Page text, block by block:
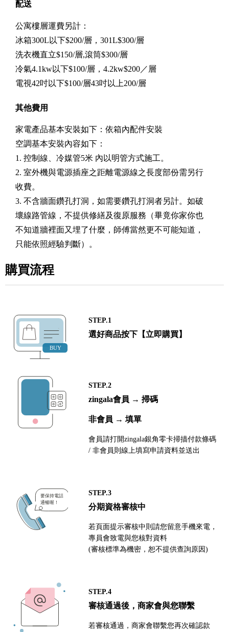
配送
公寓樓層運費另計：
冰箱300L以下$200/層，301L$300/層
洗衣機直立$150/層,滾筒$300/層
冷氣4.1kw以下$100/層，4.2kw$200／層
電視42吋以下$100/層43吋以上200/層
其他費用
家電產品基本安裝如下：依箱內配件安裝
空調基本安裝內容如下：
1. 控制線、冷媒管5米 內以明管方式施工。
2. 室外機與電源插座之距離電源線之長度部份需另行
收費。
3. 不含牆面鑽孔打洞，如需要鑽孔打洞者另計。如破
壞線路管線，不提供修繕及復原服務（畢竟你家你也
不知道牆裡面又埋了什麼，師傅當然更不可能知道，
只能依照經驗判斷）。
購買流程
STEP.1
選好商品按下【立即購買】
STEP.2
zingala會員 → 掃碼
非會員 → 填單
會員請打開zingala銀角零卡掃描付款條碼
/ 非會員則線上填寫申請資料並送出
STEP.3
分期資格審核中
若頁面提示審核中則請您留意手機來電，
專員會致電與您核對資料
(審核標準為機密，恕不提供查詢原因)
STEP.4
審核通過後，商家會與您聯繫
若審核通過，商家會聯繫您再次確認款